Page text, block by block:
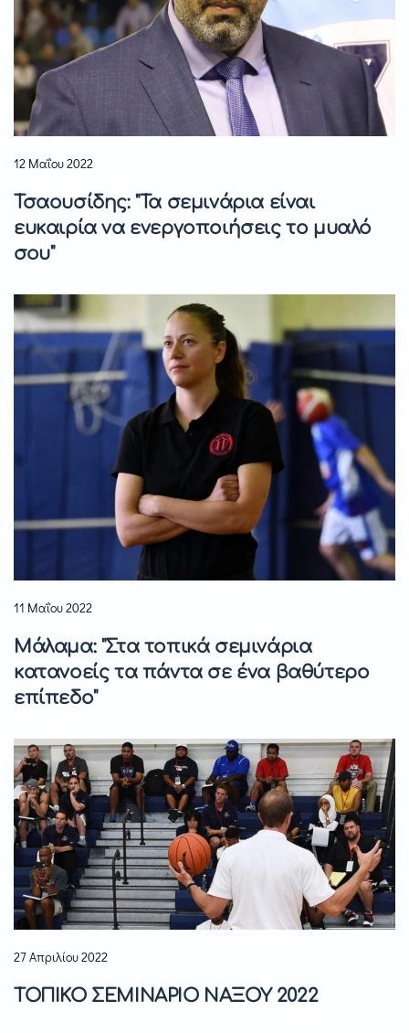
12 Μαΐου 2022
Τσαουσίδης: "Τα σεμινάρια είναι
ευκαιρία να ενεργοποιήσεις το μυαλό
σου"
11 Μαΐου 2022
Μάλαμα: "Στα τοπικά σεμινάρια
κατανοείς τα πάντα σε ένα βαθύτερο
επίπεδο"
27 Απριλίου 2022
ΤΟΠΙΚΟ ΣΕΜΙΝΑΡΙΟ ΝΑΞΟΥ 2022